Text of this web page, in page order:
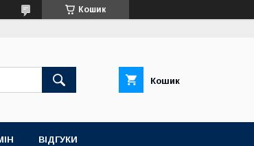
Кошик
Кошик
ВІДГУКИ